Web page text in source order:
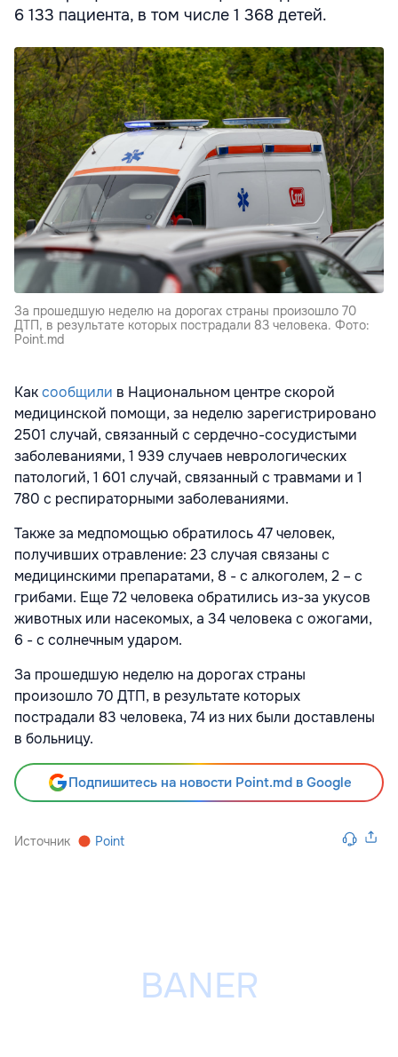
6 133 пациента, в том числе 1 368 детей.
За прошедшую неделю на дорогах страны произошло 70
ДТП, в результате которых пострадали 83 человека. Фото:
Point.md
Каксообщили в Национальном центре скорой
медицинской помощи, за неделю зарегистрировано
2501 случай, связанный с сердечно-сосудистыми
заболеваниями, 1 939 случаев неврологических
патологий, 1 601 случай, связанный с травмами и 1
780 с респираторными заболеваниями.
Также за медпомощью обратилось 47 человек,
получивших отравление: 23 случая связаны с
медицинскими препаратами, 8 - с алкоголем, 2 – с
грибами. Еще 72 человека обратились из-за укусов
животных или насекомых, а 34 человека с ожогами,
6 - с солнечным ударом.
За прошедшую неделю на дорогах страны
произошло 70 ДТП, в результате которых
пострадали 83 человека, 74 из них были доставлены
в больницу.
Подпишитесь на новости Point.md в Google
Источник Point